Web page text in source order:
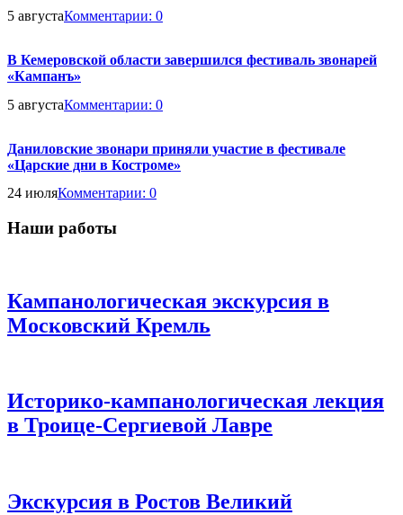
5 августаКомментарии: 0
В Кемеровской области завершился фестиваль звонарей
«Кампанъ»
5 августаКомментарии: 0
Даниловские звонари приняли участие в фестивале
«Царские дни в Костроме»
24 июляКомментарии: 0
Наши работы
Кампанологическая экскурсия в
Московский Кремль
Историко-кампанологическая лекция
в Троице-Сергиевой Лавре
Экскурсия в Ростов Великий